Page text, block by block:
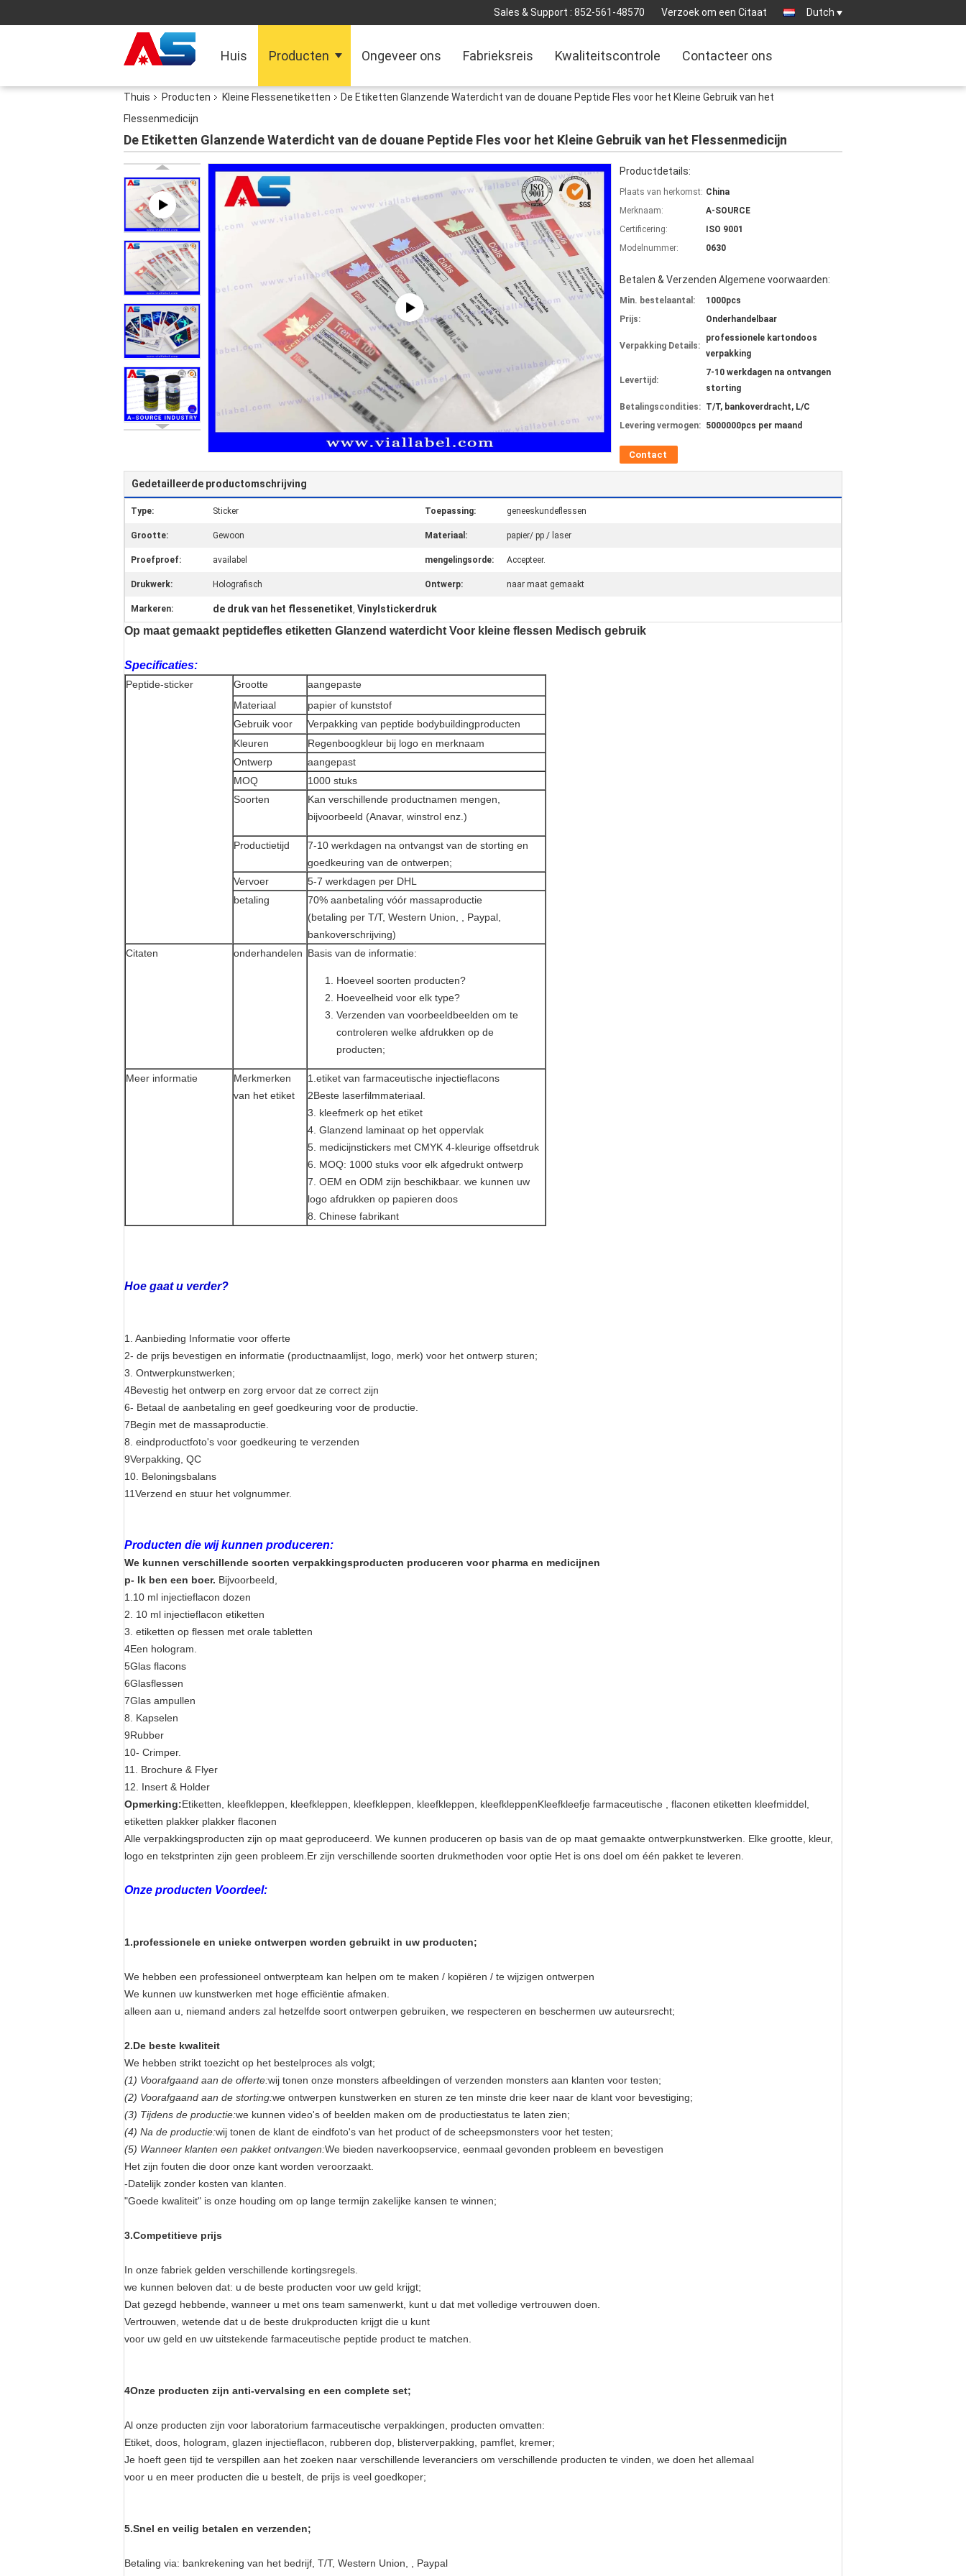
Sales & Support : 852-561-48570 Verzoek om een Citaat Dutch
Huis Producten Ongeveer ons Fabrieksreis Kwaliteitscontrole Contacteer ons
Thuis Producten Kleine Flessenetiketten
De Etiketten Glanzende Waterdicht van de douane Peptide Fles voor het Kleine Gebruik van het
Flessenmedicijn
De Etiketten Glanzende Waterdicht van de douane Peptide Fles voor het Kleine Gebruik van het Flessenmedicijn
Productdetails:
Plaats van herkomst: China
Merknaam:
A-SOURCE
Certificering:
ISO 9001
Modelnummer:
0630
Betalen & Verzenden Algemene voorwaarden:
Min. bestelaantal:
1000pcs
Prijs:
Onderhandelbaar
Verpakking Details:
professionele kartondoos
verpakking
Levertijd:
7-10 werkdagen na ontvangen
storting
Betalingscondities: T/T, bankoverdracht, L/C
Levering vermogen: 5000000pcs per maand
Contact
Gedetailleerde productomschrijving
Type: Sticker Toepassing: geneeskundeflessen
Grootte: Gewoon Materiaal: papier/ pp / laser
Proefproef: availabel mengelingsorde: Accepteer.
Drukwerk: Holografisch Ontwerp: naar maat gemaakt
Markeren: de druk van het flessenetiket, Vinylstickerdruk
Op maat gemaakt peptidefles etiketten Glanzend waterdicht Voor kleine flessen Medisch gebruik
Specificaties:
Peptide-sticker Grootte
aangepaste
Materiaal
papier of kunststof
Gebruik voor
Verpakking van peptide bodybuildingproducten
Kleuren
Regenboogkleur bij logo en merknaam
Ontwerp
aangepast
MOQ
1000 stuks
Soorten
Kan verschillende productnamen mengen,
bijvoorbeeld (Anavar, winstrol enz.)
Productietijd
7-10 werkdagen na ontvangst van de storting en
goedkeuring van de ontwerpen;
Vervoer
5-7 werkdagen per DHL
betaling
70% aanbetaling vóór massaproductie
(betaling per T/T, Western Union, , Paypal,
bankoverschrijving)
Citaten
onderhandelen Basis van de informatie:
Hoeveel soorten producten?
Hoeveelheid voor elk type?
Verzenden van voorbeeldbeelden om te
controleren welke afdrukken op de
producten;
Meer informatie
Merkmerken
van het etiket
1. etiket van farmaceutische injectieflacons
2Beste laserfilmmateriaal.
3. kleefmerk op het etiket
4. Glanzend laminaat op het oppervlak
5. medicijnstickers met CMYK 4-kleurige offsetdruk
6. MOQ: 1000 stuks voor elk afgedrukt ontwerp
7. OEM en ODM zijn beschikbaar. we kunnen uw
logo afdrukken op papieren doos
8. Chinese fabrikant
Hoe gaat u verder?
1. Aanbieding Informatie voor offerte
2- de prijs bevestigen en informatie (productnaamlijst, logo, merk) voor het ontwerp sturen;
3. Ontwerpkunstwerken;
4Bevestig het ontwerp en zorg ervoor dat ze correct zijn
6- Betaal de aanbetaling en geef goedkeuring voor de productie.
7Begin met de massaproductie.
8. eindproductfoto's voor goedkeuring te verzenden
9Verpakking, QC
10. Beloningsbalans
11Verzend en stuur het volgnummer.
Producten die wij kunnen produceren:
We kunnen verschillende soorten verpakkingsproducten produceren voor pharma en medicijnen
p- Ik ben een boer. Bijvoorbeeld,
1.10 ml injectieflacon dozen
2. 10 ml injectieflacon etiketten
3. etiketten op flessen met orale tabletten
4Een hologram.
5Glas flacons
6Glasflessen
7Glas ampullen
8. Kapselen
9Rubber
10- Crimper.
11. Brochure & Flyer
12. Insert & Holder
Opmerking:Etiketten, kleefkleppen, kleefkleppen, kleefkleppen, kleefkleppen, kleefkleppenKleefkleefje farmaceutische , flaconen etiketten kleefmiddel,
etiketten plakker plakker flaconen
Alle verpakkingsproducten zijn op maat geproduceerd. We kunnen produceren op basis van de op maat gemaakte ontwerpkunstwerken. Elke grootte, kleur,
logo en tekstprinten zijn geen probleem.Er zijn verschillende soorten drukmethoden voor optie Het is ons doel om één pakket te leveren.
Onze producten Voordeel:
1.professionele en unieke ontwerpen worden gebruikt in uw producten;
We hebben een professioneel ontwerpteam kan helpen om te maken / kopiëren / te wijzigen ontwerpen
We kunnen uw kunstwerken met hoge efficiëntie afmaken.
alleen aan u, niemand anders zal hetzelfde soort ontwerpen gebruiken, we respecteren en beschermen uw auteursrecht;
2.De beste kwaliteit
We hebben strikt toezicht op het bestelproces als volgt;
(1) Voorafgaand aan de offerte:wij tonen onze monsters afbeeldingen of verzenden monsters aan klanten voor testen;
(2) Voorafgaand aan de storting:we ontwerpen kunstwerken en sturen ze ten minste drie keer naar de klant voor bevestiging;
(3) Tijdens de productie:we kunnen video's of beelden maken om de productiestatus te laten zien;
(4) Na de productie:wij tonen de klant de eindfoto's van het product of de scheepsmonsters voor het testen;
(5) Wanneer klanten een pakket ontvangen:We bieden naverkoopservice, eenmaal gevonden probleem en bevestigen
Het zijn fouten die door onze kant worden veroorzaakt.
-Datelijk zonder kosten van klanten.
"Goede kwaliteit" is onze houding om op lange termijn zakelijke kansen te winnen;
3.Competitieve prijs
In onze fabriek gelden verschillende kortingsregels.
we kunnen beloven dat: u de beste producten voor uw geld krijgt;
Dat gezegd hebbende, wanneer u met ons team samenwerkt, kunt u dat met volledige vertrouwen doen.
Vertrouwen, wetende dat u de beste drukproducten krijgt die u kunt
voor uw geld en uw uitstekende farmaceutische peptide product te matchen.
4Onze producten zijn anti-vervalsing en een complete set;
Al onze producten zijn voor laboratorium farmaceutische verpakkingen, producten omvatten:
Etiket, doos, hologram, glazen injectieflacon, rubberen dop, blisterverpakking, pamflet, kremer;
Je hoeft geen tijd te verspillen aan het zoeken naar verschillende leveranciers om verschillende producten te vinden, we doen het allemaal
voor u en meer producten die u bestelt, de prijs is veel goedkoper;
5.Snel en veilig betalen en verzenden;
Betaling via: bankrekening van het bedrijf, T/T, Western Union, , Paypal